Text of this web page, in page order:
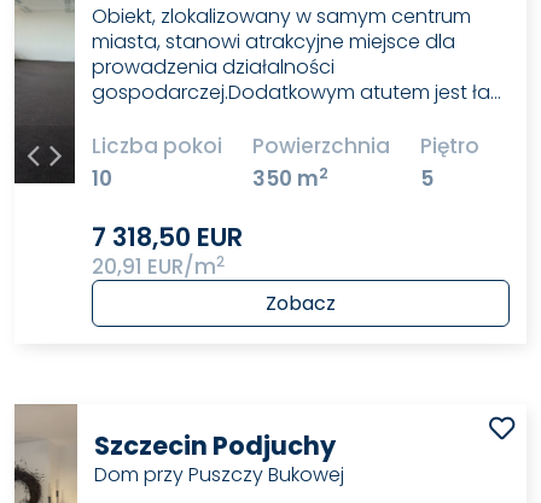
Obiekt, zlokalizowany w samym centrum
miasta, stanowi atrakcyjne miejsce dla
prowadzenia działalności
gospodarczej.Dodatkowym atutem jest ła…
Liczba pokoi
10
Powierzchnia
350 m2
Piętro
5
7 318,50 EUR
20,91 EUR/m2
Zobacz
Szczecin Podjuchy
Dom przy Puszczy Bukowej